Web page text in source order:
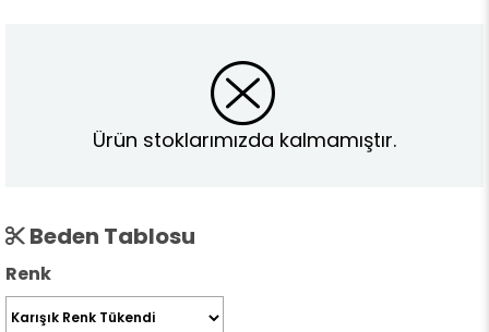
Ürün stoklarımızda kalmamıştır.
Beden Tablosu
Renk